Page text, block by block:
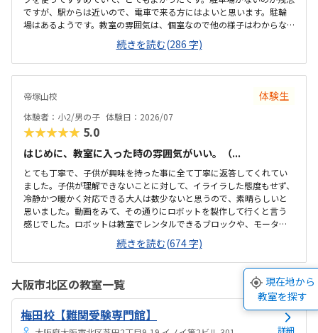
ですが、駅からは近いので、電車で来る方にはよいと思います。駐輪
場はあるようです。教室の雰囲気は、個室なので他の様子はわからな
いです。いくつか部屋があるようでしたが、特に説明を受けていない
です。料金の説明はなく、資料を見たのですが、個別指導なので高く
ても仕方ないのかなと思いました。個別指導なので、子供に合わせて
対応してもらえます。80分は長いかと思いましたが、ちょうどよかっ
続きを読む(286 字)
帝塚山校 体験生
体験者：小2/男の子 体験日：2026/07
★★★★★ 5.0
はじめに、教室に入った時の雰囲気がいい。（...
とても丁寧で、子供が興味を持った事に全て丁寧に返答してくれてい
ました。子供が理解できないことに対して、イライラした態度もせず、
冷静かつ暖かく対応できる大人は数少ないと思うので、素晴らしいと
思いました。動画をみて、その通りにロボットを製作して行くと言う
感じでした。ロボットは教室でレンタルできるブロックや、モーター
などです。タブレットの操作も子供自身ができるので、機械に強くな
るなという印象でした。家から自転車ですぐのところにあります。駐
輪スペースもあり、場所も道路面に接しているので、すぐに見つけら
れ、わかりやすいです。シンプルで無駄のない部屋でした。白を基調
としているので、気が散らず、集中しやすいと思います。個人授業なの
で、割高かなと思いました。生徒2.3人でも大丈夫な感じはします。あ
と、動画を見ながら制作するので、簡単なうちは家でもできる内容か
なと思います。あまり得意な事がなく、自分に...
続きを読む(674 字)
大阪市北区の教室一覧
梅田校【難関受験専門館】
詳細
現在地から
教室を探す